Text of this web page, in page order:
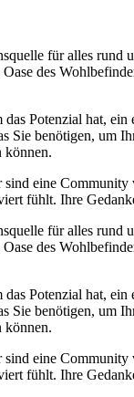
für alles rund
des
Potenzial hat,
Sie benötigen, um
können.
eine
fühlt. Ihre
für alles rund
des
Potenzial hat,
Sie benötigen, um
können.
eine
fühlt. Ihre